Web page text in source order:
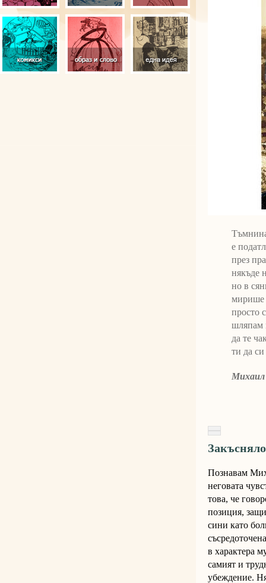
е
през
някъде
но в
мирише
просто
шляпам
да те
ти да
Познавам
неговата
това, че
позиция,
сини като
в характера
самият и
убеждение.